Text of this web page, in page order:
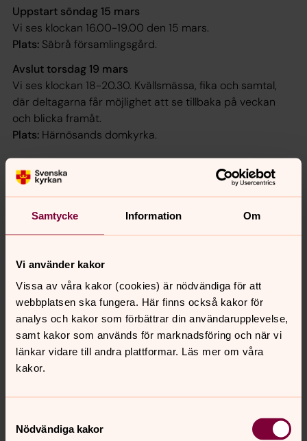
Samtycke Information Om
Vi använder kakor
Vissa av våra kakor (cookies) är nödvändiga för att
webbplatsen ska fungera. Här finns också kakor för
analys och kakor som förbättrar din användarupplevelse,
samt kakor som används för marknadsföring och när vi
länkar vidare till andra plattformar. Läs mer om våra
kakor.
Nödvändiga kakor
Uppstart söndag 15 mars
Vi ses klockan 16.00-19.00 den 15 mars.
Plats: Säbrå församlingsgård.
Avslut torsdag 19 mars
Vi ses klockan 18-20.30. Kvällsmässa, fika och samtal,
där deltagarna får möjlighet att se tillbaka på veckan
och blicka framåt.
Plats: Härnösands domkyrka.
Anmälan
harnosand.pastorat@svenskakyrkan.se eller telefon
0611-288 00.
till Säbrå från stan.
Kontakta diakon Christina Ahlenius för mer information.